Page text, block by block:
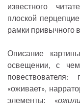
известного
плоской
рамки привычного
Описание
освещении, с
«оживает»,
элементы: «